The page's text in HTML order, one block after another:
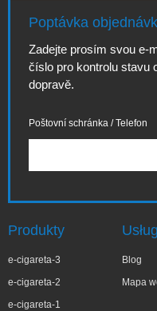
Poptávka
Zadejte prosím svou e-
číslo pro kontrolu stavu
dopravě.
Poštovní schránka / Telefon
Produkty
e-cigareta-3
e-cigareta-2
e-cigareta-1
Blog
Mapa